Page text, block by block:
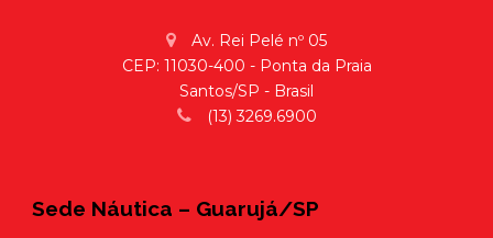
Av. Rei Pelé nº 05
CEP: 11030-400 - Ponta da Praia
Santos/SP - Brasil
(13) 3269.6900
Sede Náutica – Guarujá/SP